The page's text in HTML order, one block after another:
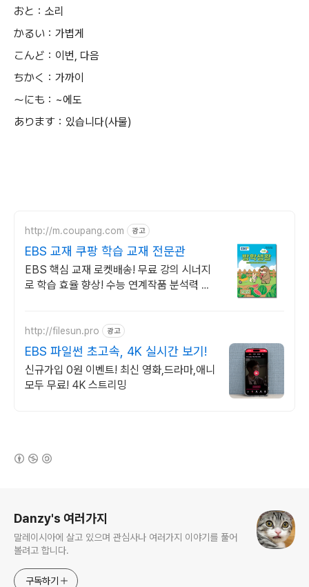
おと：소리
かるい：가볍게
こんど：이번, 다음
ちかく：가까이
～にも：~에도
あります：있습니다(사물)
http://m.coupang.com 광고
EBS 교재 쿠팡 학습 교재 전문관
EBS 핵심 교재 로켓배송! 무료 강의 시너지
로 학습 효율 향상! 수능 연계작품 분석력 강
http://filesun.pro 광고
EBS 파일썬 초고속, 4K 실시간 보기!
신규가입 0원 이벤트! 최신 영화,드라마,애니
모두 무료! 4K 스트리밍
Danzy's 여러가지
말레이시아에 살고 있으며 관심사나 여러가지 이야기를 풀어
볼려고 합니다.
구독하기